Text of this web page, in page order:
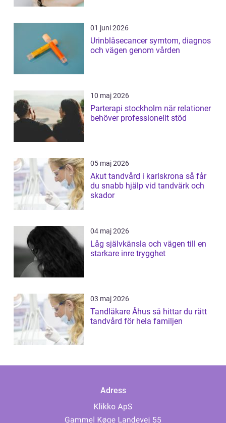
01 juni 2026
Urinblåsecancer symtom, diagnos
och vägen genom vården
10 maj 2026
Parterapi stockholm när relationer
behöver professionellt stöd
05 maj 2026
Akut tandvård i karlskrona så får
du snabb hjälp vid tandvärk och
skador
04 maj 2026
Låg självkänsla och vägen till en
starkare inre trygghet
03 maj 2026
Tandläkare Åhus så hittar du rätt
tandvård för hela familjen
Adress